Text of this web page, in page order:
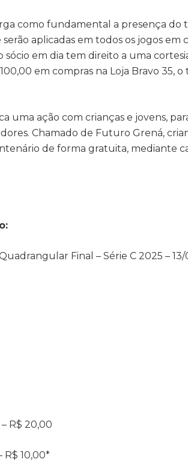
como fundamental a presença do
aplicadas em todos os jogos em
em dia tem direito a uma
em compras na Loja Bravo 35,
uma ação com crianças e jovens,
Chamado de Futuro Grená,
de forma gratuita, mediante
Final – Série C 2025 –
R$ 20,00
R$ 10,00*